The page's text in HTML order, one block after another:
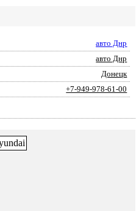
авто Днр
авто Днр
Донецк
+7-949-978-61-00